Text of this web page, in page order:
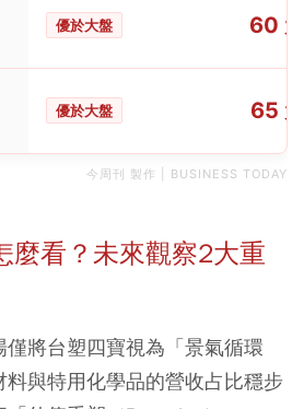
優於大盤 60
優於大盤 65
今周刊 製作 | BUSINESS TODAY
麼看？未來觀察2大重
將台塑四寶視為「景氣循環
料與特用化學品的營收占比穩步